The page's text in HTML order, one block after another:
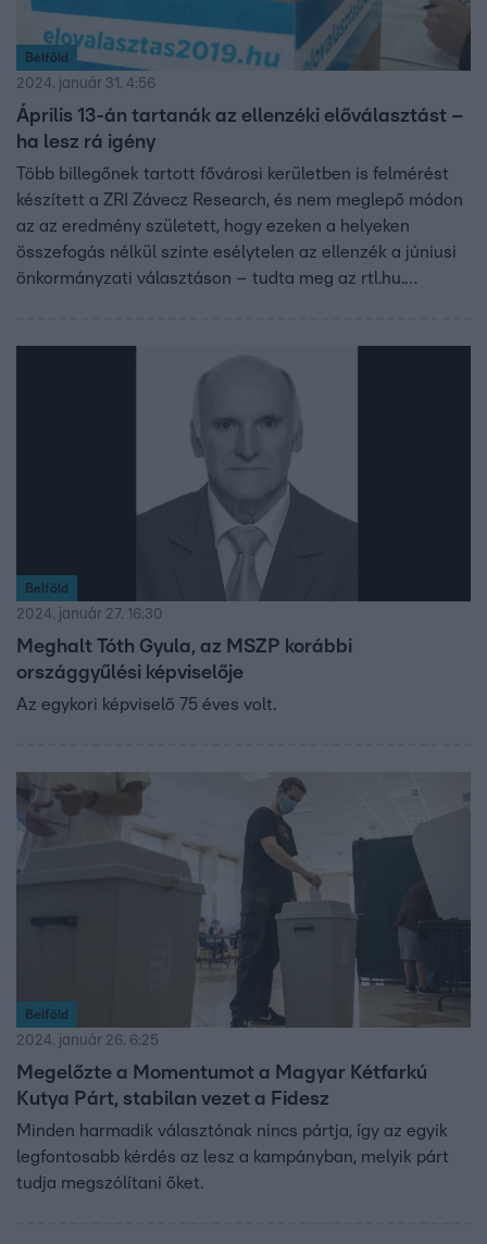
Belföld
2024. január 31. 4:56
Április 13-án tartanák az ellenzéki előválasztást –
ha lesz rá igény
Több billegőnek tartott fővárosi kerületben is felmérést
készített a ZRI Závecz Research, és nem meglepő módon
az az eredmény született, hogy ezeken a helyeken
összefogás nélkül szinte esélytelen az ellenzék a júniusi
önkormányzati választáson – tudta meg az rtl.hu.
százalék, míg Kerpel-Fronius Gábort 9 százalék
tudna állapodni egy közös jelöltben. Az előválasztás
megrendezésére több helyen felkérték a Magyar György-
féle Civil Választási Bizottságot, de az még korántsem
biztos, hogy az érintett körzetekben végül valóban a
szavazók dönthetnek a közös jelöltekről. A szervezet
mindenesetre már ki is nézett egy időpontot az
előválasztás időpontjára: április 13-át.
Belföld
2024. január 27. 16:30
Meghalt Tóth Gyula, az MSZP korábbi
országgyűlési képviselője
Az egykori képviselő 75 éves volt.
Belföld
2024. január 26. 6:25
Megelőzte a Momentumot a Magyar Kétfarkú
Kutya Párt, stabilan vezet a Fidesz
Minden harmadik választónak nincs pártja, így az egyik
legfontosabb kérdés az lesz a kampányban, melyik párt
tudja megszólítani őket.